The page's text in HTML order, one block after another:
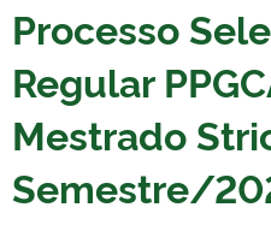
Processo
Regular
Mestrado
Semestre/